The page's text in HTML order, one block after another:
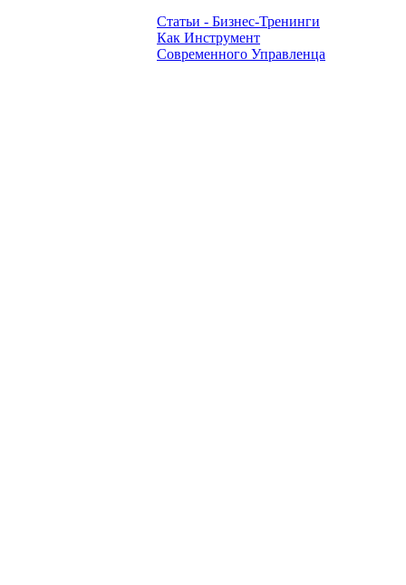
Статьи - Бизнес-Тренинги
Как Инструмент
Современного Управленца